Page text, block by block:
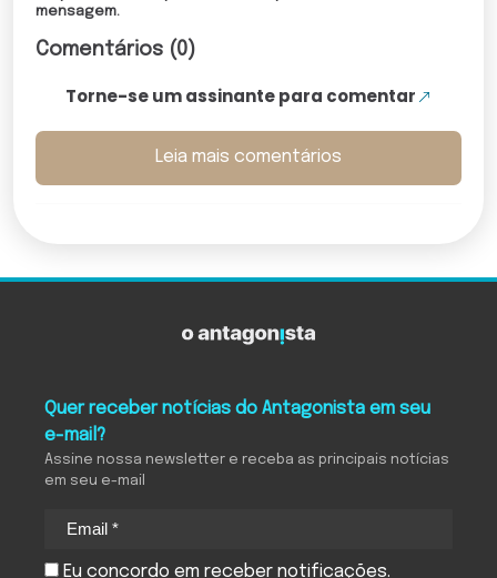
mensagem.
Comentários (0)
Torne-se um assinante para comentar
Leia mais comentários
Quer receber notícias do Antagonista em seu
e-mail?
Assine nossa newsletter e receba as principais notícias
em seu e-mail
Eu concordo em receber notificações.